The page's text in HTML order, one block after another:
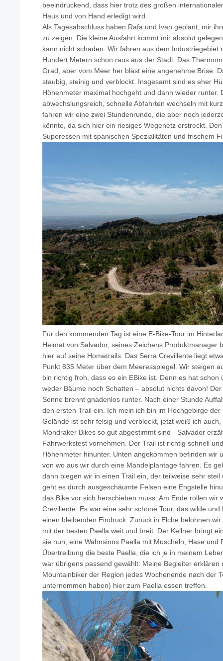
beeindruckend, dass hier trotz des großen
Haus und von Hand erledigt wird.
Als Tagesabschluss haben Rafa und Ivan geplant, mir
zu zeigen. Die kleine Ausfahrt kommt mir absolut
kann nicht schaden. Wir fahren aus dem Industriegebiet
Hundert Metern schon raus aus der Stadt. Das
Grad, aber vom Meer her bläst eine angenehme Brise.
staubig, steinig und verblockt. Insgesamt sind es eher
Höhenmeter maximal hochgeht und dann wieder runter.
abwechslungsreich, schnelle Abfahrten wechseln mit
fahren wir eine zwei Stundenrunde, die aber noch
könnte, da sich hier ein riesiges Wegenetz erstreckt.
Superessen mit spanischen Spezialitäten und frischem
Für den kommenden Tag ist eine E-Bike-Tour im
Heimat von Salvador, seines Zeichens Produktmanager
hier auf seine Hometrails. Das Serra Crevillente liegt
Punkt 835 Meter über dem Meeresspiegel. Wir steigen
bin richtig froh, dass es ein EBike ist. Denn es hat schon
weder Bäume noch Schatten – absolut nichts davon!
Sonne brennt gnadenlos runter. Nach einer Stunde
den ersten Trail ein. Ich mein ich bin im Hochgebirge
Gelände ist sehr felsig und verblockt, jetzt weiß ich
Mondraker Bikes so gut abgestimmt sind - Salvador
Fahrwerkstest vornehmen. Der Trail ist richtig schnell
Höhenmeter hinunter. Unten angekommen befinden wir
von wo aus wir durch eine Mandelplantage fahren. Es
dann biegen wir in einen Trail ein, der teilweise sehr
geht es durch ausgeschäumte Felsen eine Engstelle
das Bike vor sich herschieben muss. Am Ende rollen wir
Crevillente. Es war eine sehr schöne Tour, das wilde
einen bleibenden Eindruck. Zurück in Elche belohnen
mit der besten Paella weit und breit. Der Kellner bringt
sie nun, eine Wahnsinns Paella mit Muscheln, Hase und
Übertreibung die beste Paella, die ich je in meinem
war übrigens passend gewählt: Meine Begleiter erklären
Mountainbiker der Region jedes Wochenende nach der
unternommen haben) hier zum Paella essen treffen.